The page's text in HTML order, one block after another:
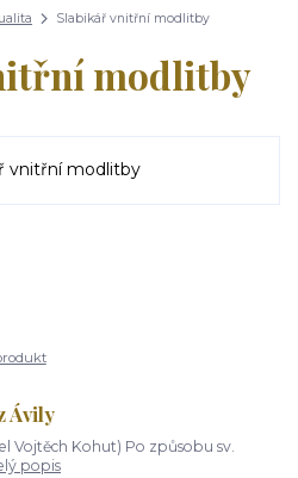
Slabikář vnitřní modlitby
modlitby
Ávily
Vojtěch Kohut) Po způsobu sv.
popis